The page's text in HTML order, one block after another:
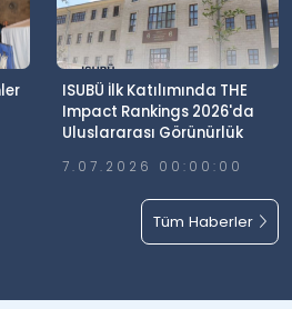
ISUBÜ İlk Katılımında THE
Impact Rankings 2026'da
Uluslararası Görünürlük
7.07.2026 00:00:00
Tüm Haberler